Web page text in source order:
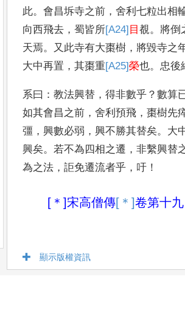
此。會昌坼寺之前 ，舍利七粒出相
向西飛去 ，蜀皆所[A24]目覩。 將倒
天焉。 又此寺有大棗樹 ， 將毀寺之
大中再置 ，其棗重[A25]榮也。忠後
系曰 ：教法興替 ，得非數乎 ？數算
如其會昌之前 ，舍利預飛 ，棗樹先
彊 ，興數必弱 ，興不勝其替矣。 大
興矣。若不為四相之遷 ，非繫興替
為之法 ，詎免遷流者乎 ， 吁 ！
[＊]宋高僧傳[＊]卷第十九
顯示版權資訊